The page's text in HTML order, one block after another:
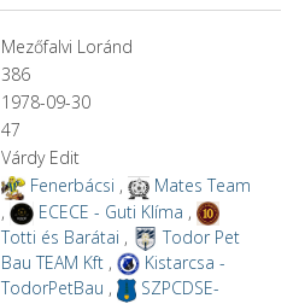
Mezőfalvi Loránd
386
1978-09-30
47
Várdy Edit
Fenerbácsi ,
Mates Team
,
ECECE - Guti Klíma ,
Totti és Barátai ,
Todor Pet
Bau TEAM Kft,
Kistarcsa -
TodorPetBau ,
SZPCDSE-